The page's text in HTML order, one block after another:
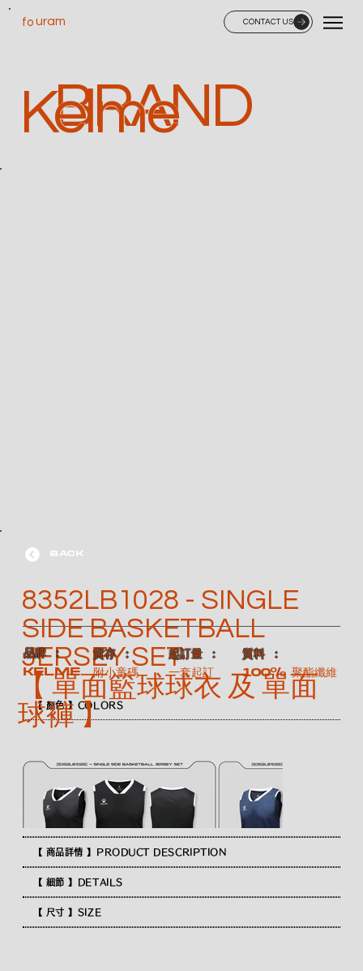
CONTACT US
uram
fo
BRAND
Kelme
【 顏色 】COLORS
【 商品詳情 】PRODUCT DESCRIPTION
【 細節 】DETAILS
【 尺寸 】SIZE
BACK
8352LB1028 - SINGLE
SIDE BASKETBALL
JERSEY SET
【 單面籃球球衣 及 單面
球褲 】
​品牌 ：
KELME
​貨存 ：
附小童碼
​起訂量 ：
一套起訂
​質料 ：
100% 聚酯纖維